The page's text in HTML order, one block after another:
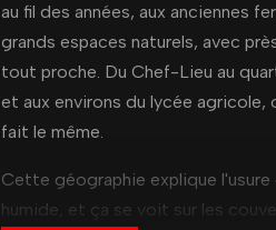
au fil des années, aux anciennes
grands espaces naturels, avec
tout proche. Du Chef-Lieu au
et aux environs du lycée agricole,
fait le même.
Cette géographie explique
humide, et ça se voit sur les